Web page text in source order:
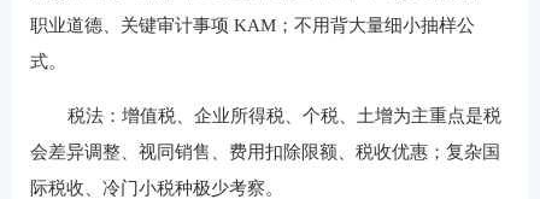
职业道德、关键审计事项 KAM；不用背大量细小抽样公
式。
税法：增值税、企业所得税、个税、土增为主重点是税
会差异调整、视同销售、费用扣除限额、税收优惠；复杂国
际税收、冷门小税种极少考察。